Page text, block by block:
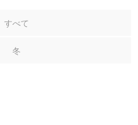
すべて
冬